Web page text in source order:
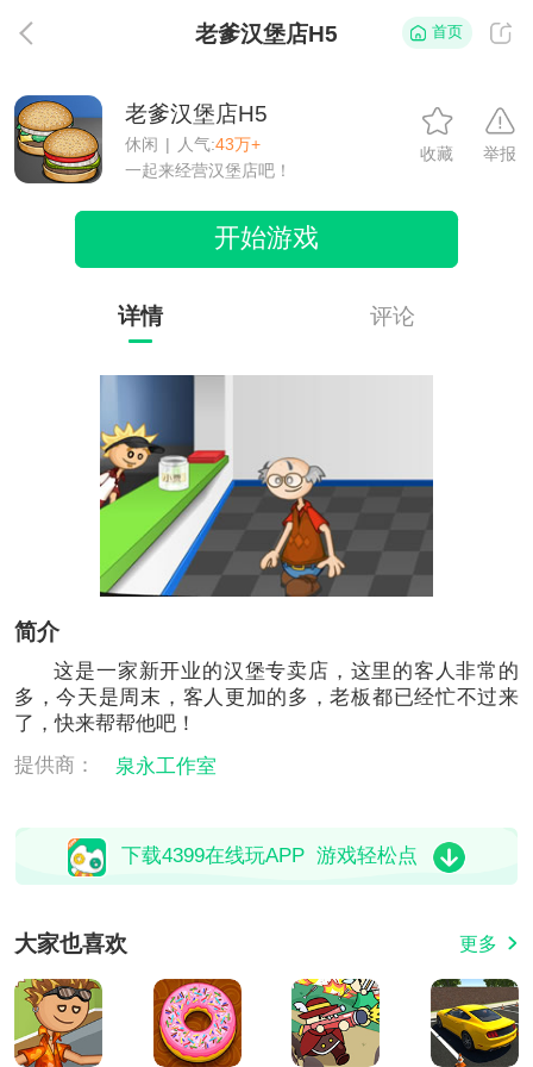
老爹汉堡店H5 首页
老爹汉堡店H5
休闲 | 人气:43万+
一起来经营汉堡店吧！
收藏 举报
开始游戏
详情 评论
简介
这是一家新开业的汉堡专卖店，这里的客人非常的
多，今天是周末，客人更加的多，老板都已经忙不过来
了，快来帮帮他吧！
提供商：
泉永工作室
下载4399在线玩APP 游戏轻松点
大家也喜欢 更多